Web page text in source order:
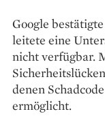
Google
leitete eine
nicht verfügbar.
denen
ermöglicht.